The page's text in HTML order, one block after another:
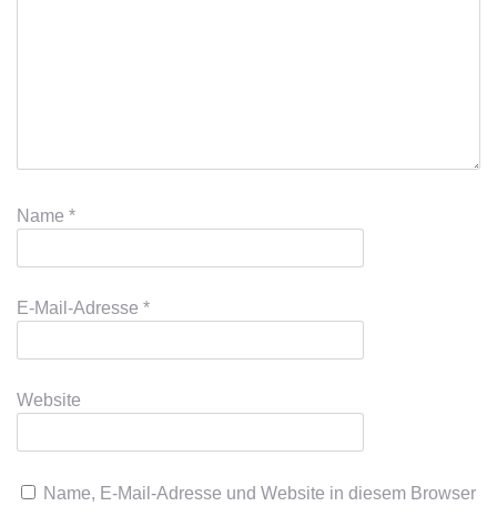
Name *
E-Mail-Adresse *
Website
Name, E-Mail-Adresse und Website in diesem Browser